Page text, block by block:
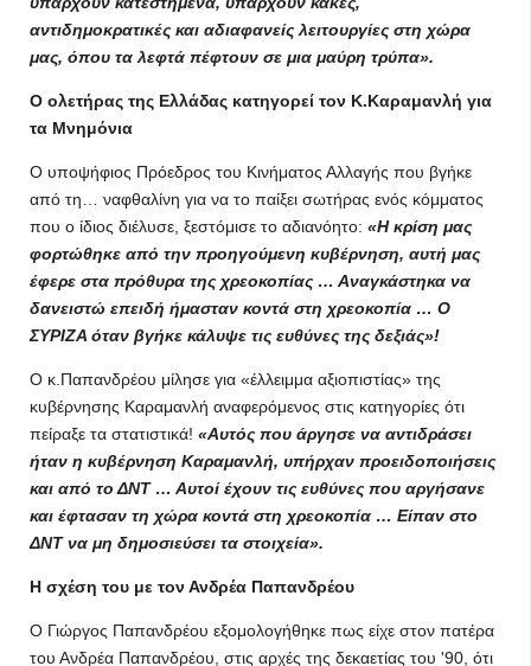
αντιδημοκρατικές και αδιαφανείς λειτουργίες στη χώρα
μας, όπου τα λεφτά πέφτουν σε μια μαύρη τρύπα».
Ο ολετήρας της Ελλάδας κατηγορεί τον Κ.Καραμανλή για
τα Μνημόνια
Ο υποψήφιος Πρόεδρος του Κινήματος Αλλαγής που βγήκε
από τη… ναφθαλίνη για να το παίξει σωτήρας ενός κόμματος
που ο ίδιος διέλυσε, ξεστόμισε το αδιανόητο: «Η κρίση μας
φορτώθηκε από την προηγούμενη κυβέρνηση, αυτή μας
έφερε στα πρόθυρα της χρεοκοπίας … Αναγκάστηκα να
δανειστώ επειδή ήμασταν κοντά στη χρεοκοπία … Ο
ΣΥΡΙΖΑ όταν βγήκε κάλυψε τις ευθύνες της δεξιάς»!
Ο κ.Παπανδρέου μίλησε για «έλλειμμα αξιοπιστίας» της
κυβέρνησης Καραμανλή αναφερόμενος στις κατηγορίες ότι
πείραξε τα στατιστικά! «Αυτός που άργησε να αντιδράσει
ήταν η κυβέρνηση Καραμανλή, υπήρχαν προειδοποιήσεις
και από το ΔΝΤ … Αυτοί έχουν τις ευθύνες που αργήσανε
και έφτασαν τη χώρα κοντά στη χρεοκοπία … Είπαν στο
ΔΝΤ να μη δημοσιεύσει τα στοιχεία».
Η σχέση του με τον Ανδρέα Παπανδρέου
Ο Γιώργος Παπανδρέου εξομολογήθηκε πως είχε στον πατέρα
του Ανδρέα Παπανδρέου, στις αρχές της δεκαετίας του '90, ότι